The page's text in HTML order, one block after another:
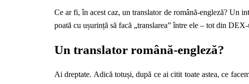
Ce ar fi,în acest caz, un translator de română-engleză? Un
poată cu ușurință să facă „translarea”între ele – tot din DEX-
Un translator română-engleză?
Ai dreptate. Adică totuși, după ce ai citit toate astea, ce